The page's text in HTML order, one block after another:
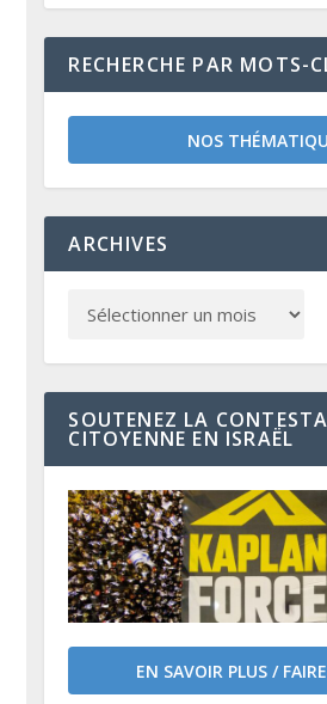
RECHERCHE PAR MOTS-
NOS
ARCHIVES
SOUTENEZ LA
CITOYENNE EN ISRAËL
EN SAVOIR PLUS /